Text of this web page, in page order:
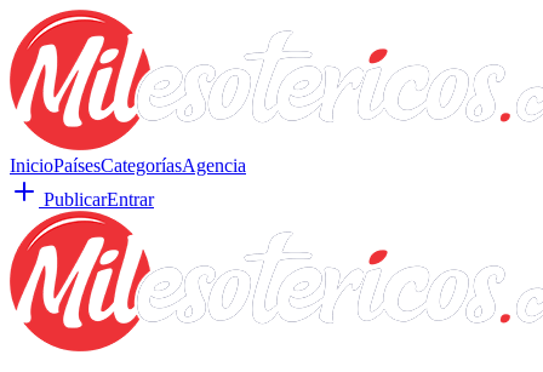
InicioPaísesCategoríasAgencia
PublicarEntrar